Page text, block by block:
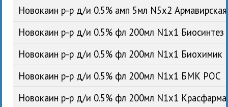
Новокаин р-р д/и 0.5% амп 5мл N5x2
Новокаин р-р д/и 0.5% фл 200мл N1x1
Новокаин р-р д/и 0.5% фл 200мл N1x1 Биохимик
Новокаин р-р д/и 0.5% фл 200мл N1x1 БМК РОС
Новокаин р-р д/и 0.5% фл 200мл N1x1